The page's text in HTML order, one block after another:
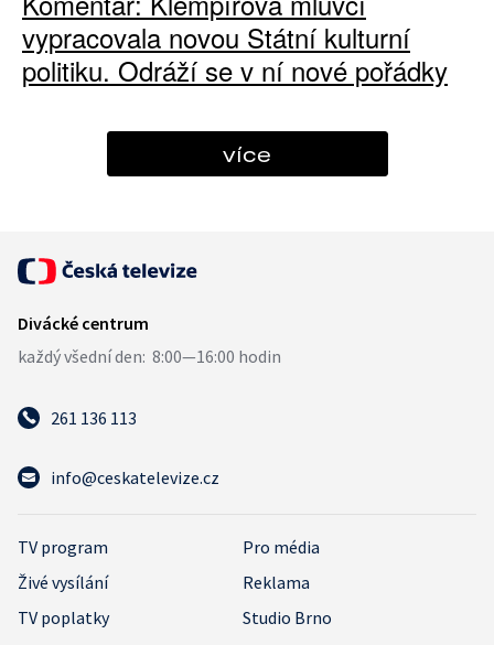
vypracovala novou Státní kulturní
politiku. Odráží se v ní nové pořádky
více
261 136 113
info@ceskatelevize.cz
TV program
Pro média
Živé vysílání
Reklama
TV poplatky
Studio Brno